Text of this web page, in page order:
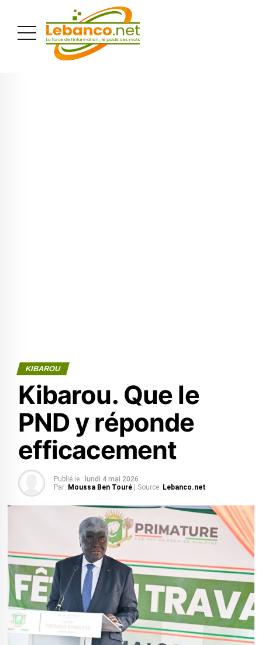
KIBAROU
Kibarou. Que le
PND y réponde
efficacement
Publié le : lundi 4 mai 2026
Par: Moussa Ben Touré | Source: Lebanco.net